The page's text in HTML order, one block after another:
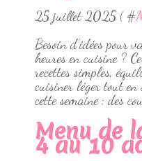
25 juillet 2025 ( #
Besoin d’idées pour
heures en cuisine ?
recettes simples,
cuisiner léger tout
cette semaine : des
Menu de
4 au 10